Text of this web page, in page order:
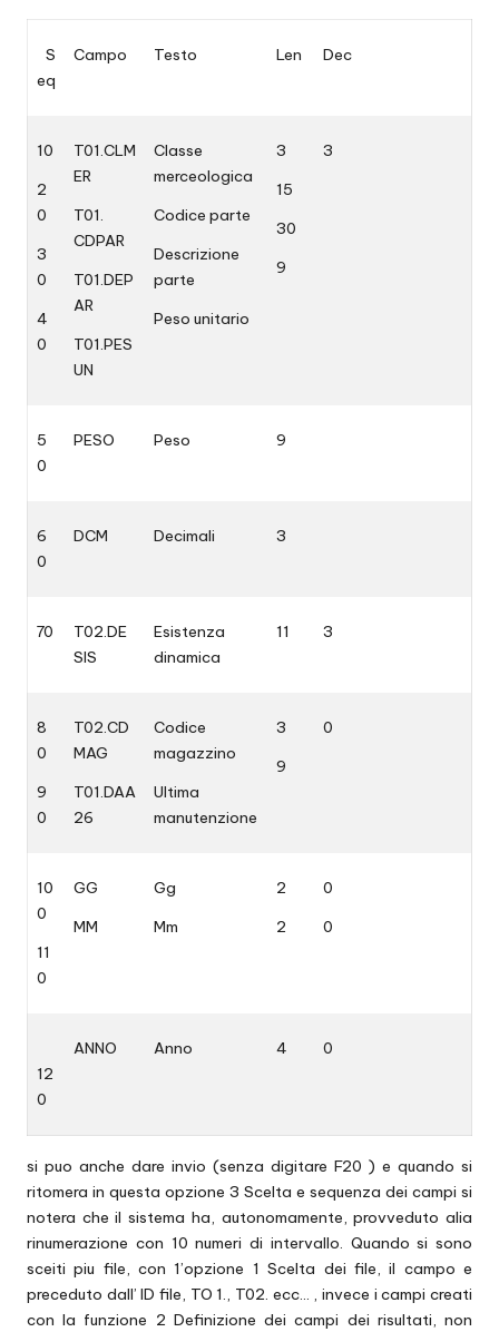
S
eq
Campo Testo Len Dec
10
2
0
3
0
4
0
T01.CLM
ER
T01.
CDPAR
T01.DEP
AR
T01.PES
UN
Classe
merceologica
Codice parte
Descrizione
parte
Peso unitario
3
15
30
9
3
5
0
PESO Peso 9
6
0
DCM Decimali 3
70
T02.DE
SIS
Esistenza
dinamica
11 3
8
0
9
0
T02.CD
MAG
T01.DAA
26
Codice
magazzino
Ultima
manutenzione
3
9
0
10
0
11
0
GG
MM
Gg
Mm
2
2
0
0
12
0
ANNO Anno 4 0
si puo anche dare invio (senza digitare F20 ) e quando si
ritomera in questa opzione 3 Scelta e sequenza dei campi si
notera che il sistema ha, autonomamente, provveduto alia
rinumerazione con 10 numeri di intervallo. Quando si sono
sceiti piu file, con 1’opzione 1 Scelta dei file, il campo e
preceduto dall’ ID file, TO 1., T02. ecc… , invece i campi creati
con la funzione 2 Definizione dei campi dei risultati, non